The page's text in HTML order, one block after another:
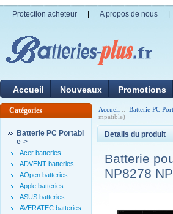
Protection acheteur A propos de nous
Accueil Nouveaux Promotions
Catégories
Batterie PC Portabl
e->
Acer batteries
ADVENT batteries
AOpen batteries
Apple batteries
ASUS batteries
AVERATEC batteries
Accueil :: Batterie PC
mpatible)
Details du produit
Batterie
NP8278